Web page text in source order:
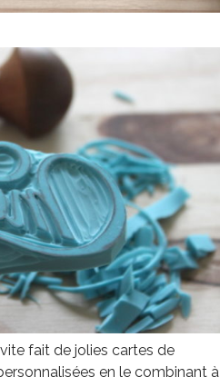
fait de jolies cartes de
en le combinant à